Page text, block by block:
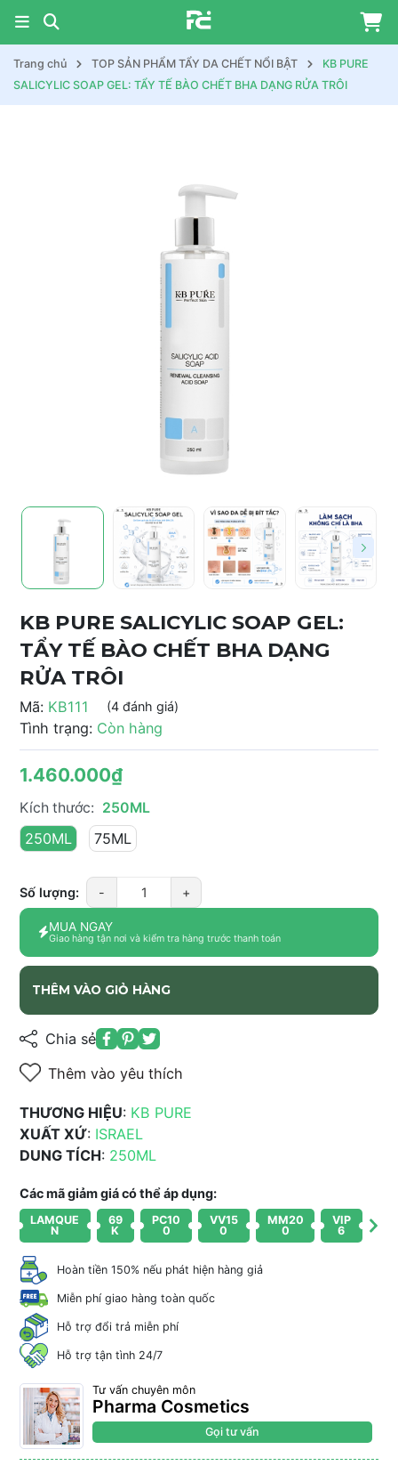
Trang chủ TOP SẢN PHẨM TẨY DA CHẾT NỔI BẬT
KB PURE
SALICYLIC SOAP GEL: TẨY TẾ BÀO CHẾT BHA DẠNG RỬA TRÔI
KB PURE SALICYLIC SOAP GEL:
TẨY TẾ BÀO CHẾT BHA DẠNG
RỬA TRÔI
Mã: KB111 (4 đánh giá)
Tình trạng: Còn hàng
1.460.000₫
Kích thước: 250ML
250ML 75ML
Số lượng: - +
MUA NGAY
Giao hàng tận nơi và kiểm tra hàng trước thanh toán
THÊM VÀO GIỎ HÀNG
Chia sẻ
Thêm vào yêu thích
THƯƠNG HIỆU: KB PURE
XUẤT XỨ: ISRAEL
DUNG TÍCH: 250ML
Các mã giảm giá có thể áp dụng:
LAMQUE
N
69
K
PC10
0
VV15
0
MM20
0
VIP
6
Hoàn tiền 150% nếu phát hiện hàng giả
Miễn phí giao hàng toàn quốc
Hỗ trợ đổi trả miễn phí
Hỗ trợ tận tình 24/7
Tư vấn chuyên môn
Pharma Cosmetics
Gọi tư vấn